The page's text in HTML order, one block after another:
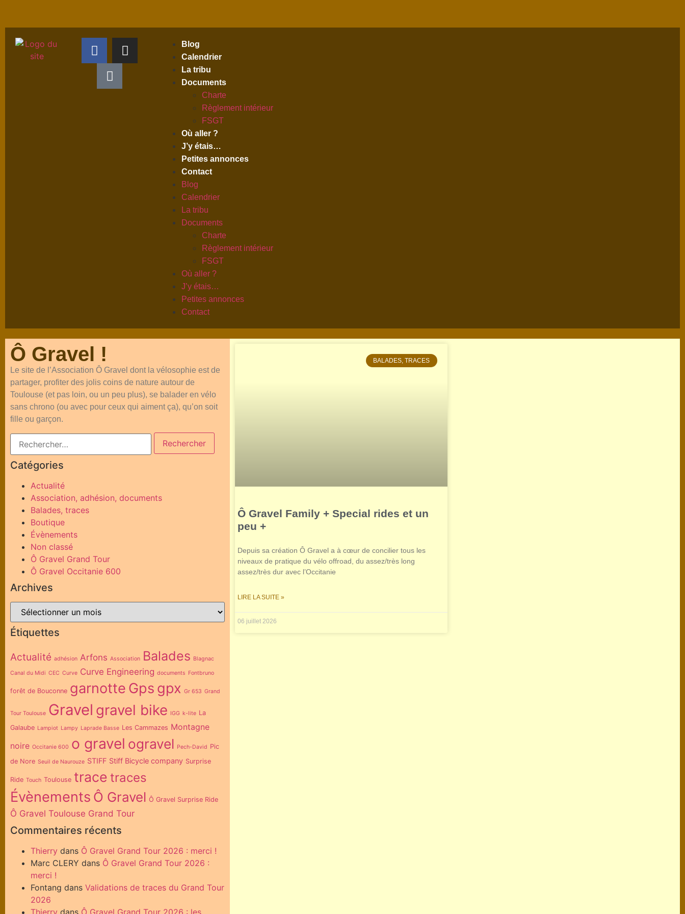
Blog
Calendrier
La tribu
Documents
Charte
Règlement intérieur
FSGT
Où aller ?
J’y étais…
Petites annonces
Contact
Blog
Calendrier
La tribu
Documents
Charte
Règlement intérieur
FSGT
Où aller ?
J’y étais…
Petites annonces
Contact
Ô Gravel !
Le site de l’Association Ô Gravel dont la vélosophie est de
partager, profiter des jolis coins de nature autour de
Toulouse (et pas loin, ou un peu plus), se balader en vélo
sans chrono (ou avec pour ceux qui aiment ça), qu’on soit
fille ou garçon.
Catégories
Actualité
Association, adhésion, documents
Balades, traces
Boutique
Évènements
Non classé
Ô Gravel Grand Tour
Ô Gravel Occitanie 600
Archives
Étiquettes
Actualité adhésion Arfons Association Balades Blagnac
Canal du Midi CEC Curve Curve Engineering documents Fontbruno
forêt de Bouconne garnotte Gps gpx Gr 653 Grand
Tour Toulouse Gravel gravel bike IGG k-lite La
Galaube Lampiot Lampy Laprade Basse Les Cammazes Montagne
noire Occitanie 600 o gravel ogravel Pech-David Pic
de Nore Seuil de Naurouze STIFF Stiff Bicycle company Surprise
Ride Touch Toulouse trace traces
Évènements Ô Gravel Ô Gravel Surprise Ride
Ô Gravel Toulouse Grand Tour
Commentaires récents
Thierry dans Ô Gravel Grand Tour 2026 : merci !
Marc CLERY dans Ô Gravel Grand Tour 2026 :
merci !
Fontang dans Validations de traces du Grand Tour
2026
BALADES, TRACES
Ô Gravel Family + Special rides et un
peu +
Depuis sa création Ô Gravel a à cœur de concilier tous les
niveaux de pratique du vélo offroad, du assez/très long
assez/très dur avec l’Occitanie
LIRE LA SUITE »
06 juillet 2026